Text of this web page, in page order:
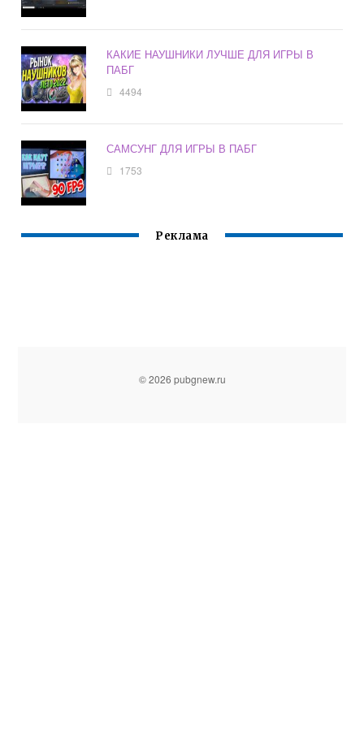
КАКИЕ НАУШНИКИ ЛУЧШЕ ДЛЯ ИГРЫ В
ПАБГ
4494
САМСУНГ ДЛЯ ИГРЫ В ПАБГ
1753
Реклама
© 2026 pubgnew.ru